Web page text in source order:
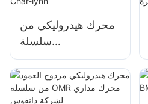
المدمجة
محرك هيدروليكي من
سلسلة
OMPH/BMPH
لمحرك Eaton Char-
lynn